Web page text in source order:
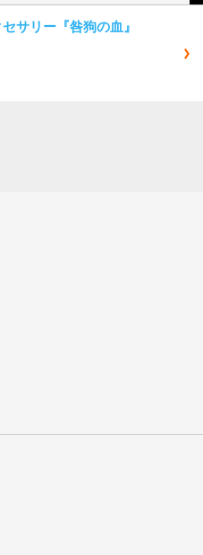
サリー『咎狗の血』